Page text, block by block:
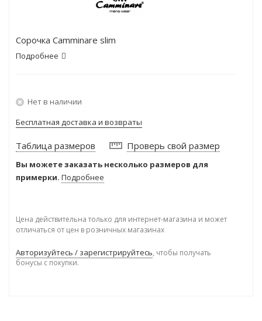
Сорочка Camminare slim
Подробнее
Нет в наличии
Бесплатная доставка и возвраты
Таблица размеров Проверь свой размер
Вы можете заказать несколько размеров для
примерки. Подробнее
Цена действительна только для интернет-магазина и может
отличаться от цен в розничных магазинах
Авторизуйтесь / зарегистрируйтесь, чтобы получать
бонусы с покупки.